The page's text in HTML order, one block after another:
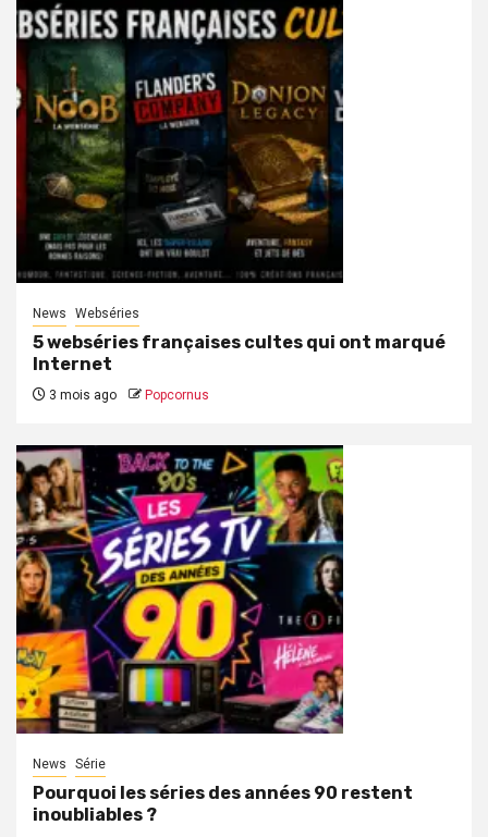
News Webséries
5 webséries françaises cultes qui ont marqué
Internet
3 mois ago Popcornus
News Série
Pourquoi les séries des années 90 restent
inoubliables ?